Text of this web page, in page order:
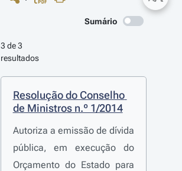
Sumário
3 de 3
resultados
Resolução do Conselho
de Ministros n.º 1/2014
Autoriza a emissão de dívida
pública, em execução do
Orçamento do Estado para